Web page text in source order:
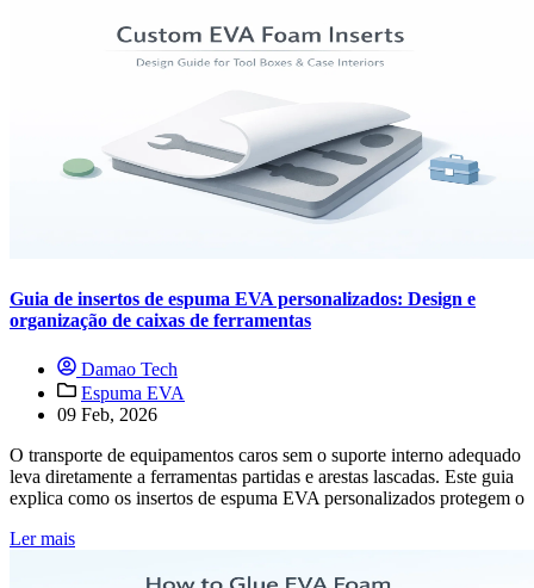
Guia de insertos de espuma EVA personalizados: Design e
organização de caixas de ferramentas
Damao Tech
Espuma EVA
09 Feb, 2026
O transporte de equipamentos caros sem o suporte interno adequado
leva diretamente a ferramentas partidas e arestas lascadas. Este guia
explica como os insertos de espuma EVA personalizados protegem o
Ler mais